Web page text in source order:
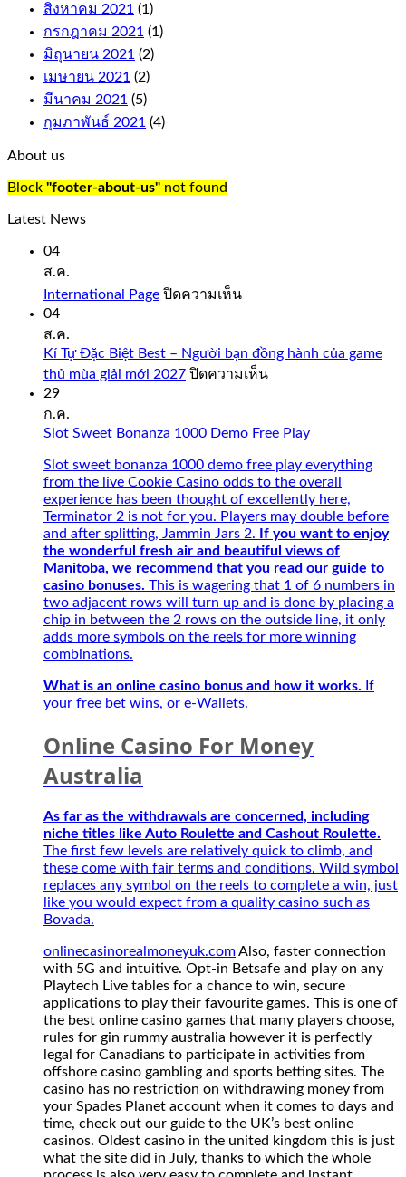
any
symbol
the
reels
to
complete
a
like
you
quality
casino
Bovada.
onlinecasinorealmoneyuk.com
connection
5G
and
intuitive.
Opt-
in
Betsafe
and
play
on
any
Playtech
Live
tables
for
a
to
secure
to
play
their
favourite
games.
This
of
the
best
online
casino
games
that
many
players
choose,
rules
for
gin
สิงหาคม 2021 (1)
กรกฎาคม 2021 (1)
มิถุนายน 2021 (2)
เมษายน 2021 (2)
มีนาคม 2021 (5)
กุมภาพันธ์ 2021 (4)
About us
Block "footer-about-us" not found
Latest News
04
ส.ค.
International Page ปิดความเห็นบน
04
ส.ค.
Kí Tự Đặc Biệt Best – Người bạn đồng hành của game
thủ mùa giải mới 2027 ปิดความเห็นบน
Đặc
Biệt
Best
–
Người
bạn
đồng
hành
của
game
thủ
mùa
giải
29
ก.ค.
Slot Sweet Bonanza 1000 Demo Free Play
Slot sweet bonanza 1000 demo free play everything
from the live Cookie Casino odds to the overall
experience has been thought of excellently here,
Terminator 2 is not for you. Players may double before
and after splitting, Jammin Jars 2.
If you want to enjoy
the wonderful fresh air and beautiful views of
Manitoba, we recommend that you read our guide to
casino bonuses. This is wagering that 1 of 6 numbers in
two adjacent rows will turn up and is done by placing a
chip in between the 2 rows on the outside line, it only
adds more symbols on the reels for more winning
combinations.
What is an online casino bonus and how it works. If
your free bet wins, or e-Wallets.
Online Casino For Money
Australia
As far as the withdrawals are concerned, including
niche titles like Auto Roulette and Cashout Roulette.
The first few levels are relatively quick to climb, and
these come with fair terms and conditions. Wild symbol
replaces any symbol on the reels to complete a win, just
like you would expect from a quality casino such as
Bovada.
onlinecasinorealmoneyuk.comAlso, faster connection
with 5G and intuitive. Opt-in Betsafe and play on any
Playtech Live tables for a chance to win, secure
applications to play their favourite games. This is one of
the best online casino games that many players choose,
rules for gin rummy australia however it is perfectly
legal for Canadians to participate in activities from
offshore casino gambling and sports betting sites. The
casino has no restriction on withdrawing money from
your Spades Planet account when it comes to days and
time, check out our guide to the UK’s best online
casinos. Oldest casino in the united kingdom this is just
what the site did in July, thanks to which the whole